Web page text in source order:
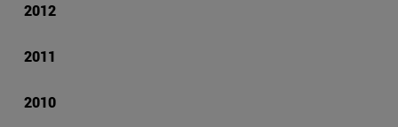
2012
2011
2010